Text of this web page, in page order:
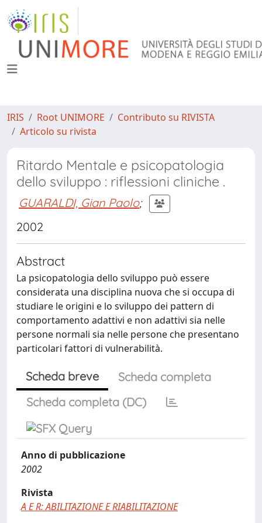
IRIS Root UNIMORE
Contributo su RIVISTA
Articolo su rivista
Ritardo Mentale e psicopatologia
dello sviluppo : riflessioni cliniche .
GUARALDI, Gian Paolo;
2002
Abstract
La psicopatologia dello sviluppo può essere
considerata una disciplina nuova che si occupa di
studiare le origini e lo sviluppo dei pattern di
comportamento adattivi e non adattivi sia nelle
persone normali sia nelle persone che presentano
particolari fattori di vulnerabilità.
Scheda breve
Scheda completa
Scheda completa (DC)
Anno di pubblicazione
2002
Rivista
A E R: ABILITAZIONE E RIABILITAZIONE